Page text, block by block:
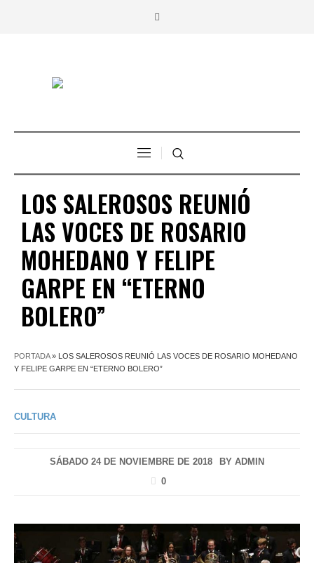
LOS SALEROSOS REUNIÓ
LAS VOCES DE ROSARIO
MOHEDANO Y FELIPE
GARPE EN “ETERNO
BOLERO”
PORTADA» LOS SALEROSOS REUNIÓ LAS VOCES DE ROSARIO MOHEDANO
Y FELIPE GARPE EN “ETERNO BOLERO”
CULTURA
SÁBADO 24 DE NOVIEMBRE DE 2018 BY ADMIN
0